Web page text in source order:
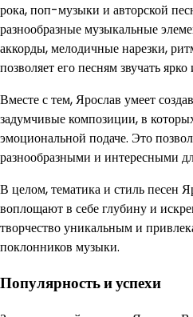
рока, поп-музыки и авторской
разнообразные музыкальные
аккорды, мелодичные нарезки,
позволяет его песням звучать
Вместе с тем, Ярослав умеет
задумчивые композиции, в
эмоциональной подаче. Это
разнообразными и интересными
В целом, тематика и стиль песен
воплощают в себе глубину и
творчество уникальным и
поклонников музыки.
Популярность и успехи